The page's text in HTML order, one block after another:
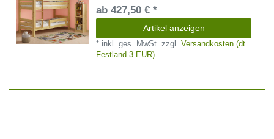
ab 427,50 € *
Artikel anzeigen
* inkl. ges. MwSt. zzgl.Versandkosten (dt.
Festland 3 EUR)